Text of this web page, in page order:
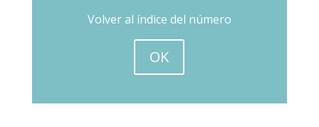
Volver al índice del número
OK